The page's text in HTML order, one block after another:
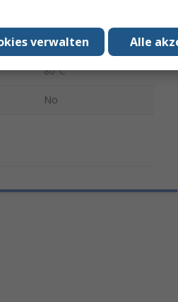
-25°C
80°C
No
Alle
verwalten